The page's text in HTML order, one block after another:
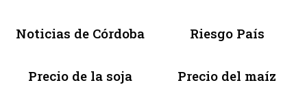
Noticias de Córdoba Riesgo País
Precio de la soja Precio del maíz